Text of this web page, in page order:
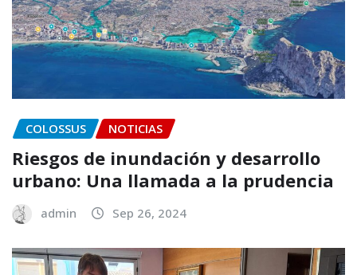
COLOSSUS NOTICIAS
Riesgos de inundación y desarrollo
urbano: Una llamada a la prudencia
admin Sep 26, 2024